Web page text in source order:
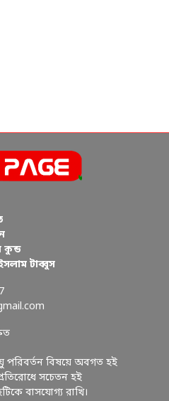
কুন্ড
টাব্বুস
বিষয়ে অবগত হই
সচেতন হই
বাসযোগ্য রাখি।